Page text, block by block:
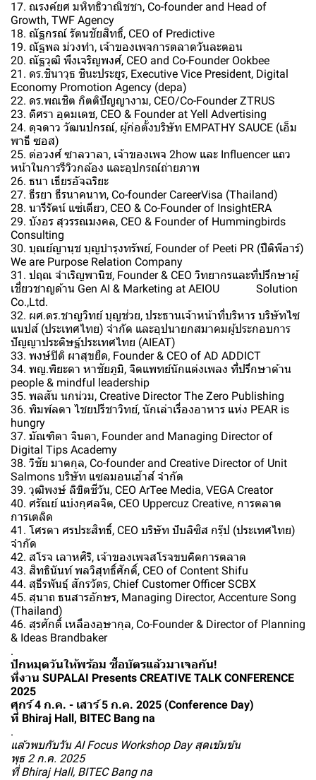
17. ณรงค์ยศ มหิทธิวาณิชชา, Co-founder and Head of
Growth, TWF Agency
18. ณัฐกรณ์ รัตนชัยสิทธิ์, CEO of Predictive
19. ณัฐพล ม่วงทำ, เจ้าของเพจการตลาดวันละตอน
20. ณัฐวุฒิ พึงเจริญพงศ์, CEO and Co-Founder Ookbee
21. ดร.ชินาวุธ ชินะประยูร, Executive Vice President, Digital
Economy Promotion Agency (depa)
22. ดร.พณชิต กิตติปัญญางาม, CEO/Co-Founder ZTRUS
23. ดิศรา อุดมเดช, CEO & Founder at Yell Advertising
24. ดุจดาว วัฒนปกรณ์, ผู้ก่อตั้งบริษัท EMPATHY SAUCE (เอ็ม
พาธี ซอส)
25. ต่อวงศ์ ซาลวาลา, เจ้าของเพจ 2how และ Influencer แถว
หน้าในการรีวิวกล้อง และอุปกรณ์ถ่ายภาพ
26. ธนา เธียรอัจฉริยะ
27. ธีรยา ธีรนาคนาท, Co-founder CareerVisa (Thailand)
28. นารีรัตน์ แซ่เตียว, CEO & Co-Founder of InsightERA
29. บังอร สุวรรณมงคล, CEO & Founder of Hummingbirds
Consulting
30. บุณย์ญานุช บุญบำรุงทรัพย์, Founder of Peeti PR (ปีติพีอาร์)
We are Purpose Relation Company
31. ปฤณ จำเริญพานิช, Founder & CEO วิทยากรและที่ปรึกษาผู้
เชี่ยวชาญด้าน Gen AI & Marketing at AEIOU Solution
Co.,Ltd.
32. ผศ.ดร.ชาญวิทย์ บุญช่วย, ประธานเจ้าหน้าที่​บริหาร​ บริษัท​ไซ
แนปส์​ (ประเทศไทย) จำกัด และอุปนายกสมาคม​ผู้ประกอบการ​
ปัญญาประดิษฐ์​ประเทศ​ไทย​ (AIEAT)
33. พงษ์ปิติ ผาสุขยืด, Founder & CEO of AD ADDICT
34. พญ.พิยะดา หาชัยภูมิ, จิตแพทย์นักแต่งเพลง ที่ปรึกษาด้าน
people & mindful leadership
35. พลสัน นกน่วม, Creative Director The Zero Publishing
36. พิมพ์ลดา ไชยปรีชาวิทย์, นักเล่าเรื่องอาหาร แห่ง PEAR is
hungry
37. มัณฑิตา จินดา, Founder and Managing Director of
Digital Tips Academy
38. วิชัย มาตกุล, Co-founder and Creative Director of Unit
Salmons บริษัท แซลมอนเฮ้าส์ จำกัด
39. วุฒิพงษ์ ลิขิตชีวัน, CEO ArTee Media, VEGA Creator
40. ศรัณย์ แบ่งกุศลจิต, CEO Uppercuz Creative, การตลาด
การเตลิด
41. โศรดา ศรประสิทธิ์, CEO บริษัท ปับลิซิส กรุ๊ป (ประเทศไทย)
จำกัด
42. สโรจ เลาหศิริ, เจ้าของเพจสโรจขบคิดการตลาด
43. สิทธินันท์ พลวิสุทธิ์ศักดิ์, CEO of Content Shifu
44. สุธีรพันธุ์ สักรวัตร, Chief Customer Officer SCBX
45. สุนาถ ธนสารอักษร, Managing Director, Accenture Song
(Thailand)
46. สุรศักดิ์ เหลืองอุษากุล, Co-Founder & Director of Planning
& Ideas Brandbaker
.
ปักหมุดวันให้พร้อม ซื้อบัตรแล้วมาเจอกัน!
ที่งาน SUPALAI Presents CREATIVE TALK CONFERENCE
2025
ศุกร์ 4 ก.ค. - เสาร์ 5 ก.ค. 2025 (Conference Day)
ที่ Bhiraj Hall, BITEC Bang na
.
แล้วพบกับวัน AI Focus Workshop Day สุดเข้มข้น
พุธ 2 ก.ค. 2025
ที่ Bhiraj Hall, BITEC Bang na